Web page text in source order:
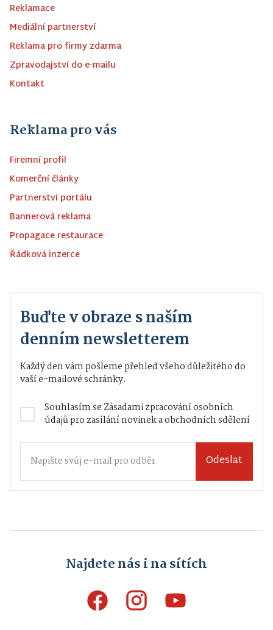
Reklamace
Mediální partnerství
Reklama pro firmy zdarma
Zpravodajství do e-mailu
Kontakt
Reklama pro vás
Firemní profil
Komerční články
Partnerství portálu
Bannerová reklama
Propagace restaurace
Řádková inzerce
Buďte v obraze s naším
denním newsletterem
Každý den vám pošleme přehled všeho důležitého do
vaší e-mailové schránky.
Souhlasím seZásadami zpracování osobních
údajůpro zasílání novinek a obchodních sdělení
Odeslat
Najdete nás i na sítích